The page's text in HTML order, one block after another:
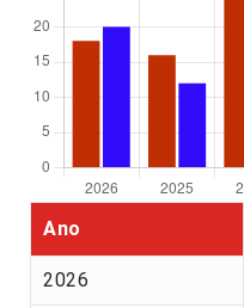
Ano
2026